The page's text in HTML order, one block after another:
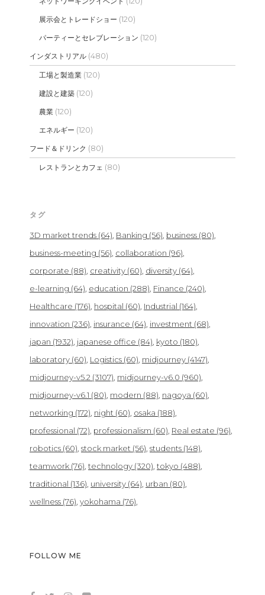
展示会とトレードショー (120)
パーティーとセレブレーション (120)
インダストリアル (480)
工場と製造業 (120)
建設と建築 (120)
農業 (120)
エネルギー (120)
フード＆ドリンク (80)
レストランとカフェ (80)
タグ
3D market trends (64) Banking (56) business (80)
business-meeting (56) collaboration (96)
corporate (88) creativity (60) diversity (64)
e-learning (64) education (288) Finance (240)
Healthcare (176) hospital (60) Industrial (164)
innovation (236) insurance (64) investment (68)
japan (1932) japanese office (84) kyoto (180)
laboratory (60) Logistics (60) midjourney (4147)
midjourney-v5.2 (3107) midjourney-v6.0 (960)
midjourney-v6.1 (80) modern (88) nagoya (60)
networking (172) night (60) osaka (188)
professional (72) professionalism (60) Real estate (96)
robotics (60) stock market (56) students (148)
teamwork (76) technology (320) tokyo (488)
traditional (136) university (64) urban (80)
wellness (76) yokohama (76)
FOLLOW ME